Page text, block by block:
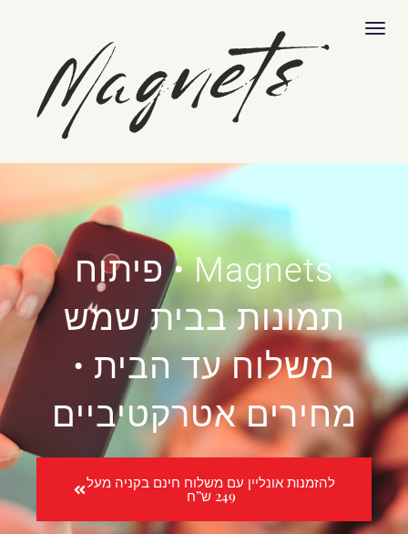
תפריט
Magnets • פיתוח
תמונות בבית שמש
משלוח עד הבית •
מחירים אטרקטיביים
להזמנות אונליין עם משלוח חינם בקניה מעל
249 ש”ח